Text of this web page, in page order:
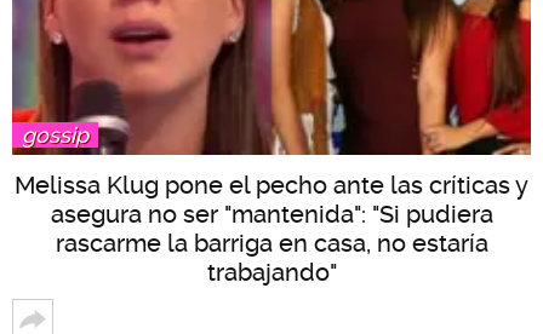
gossip
Melissa Klug pone el pecho ante las críticas y
asegura no ser "mantenida": "Si pudiera
rascarme la barriga en casa, no estaría
trabajando"